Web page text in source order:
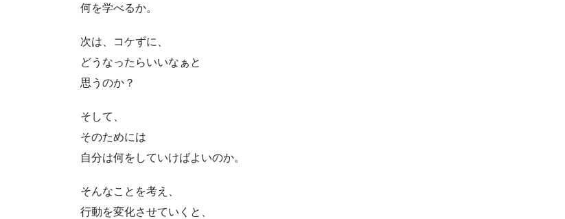
何を学べるか。
次は、コケずに、
どうなったらいいなぁと
思うのか？
そして、
そのためには
自分は何をしていけばよいのか。
そんなことを考え、
行動を変化させていくと、